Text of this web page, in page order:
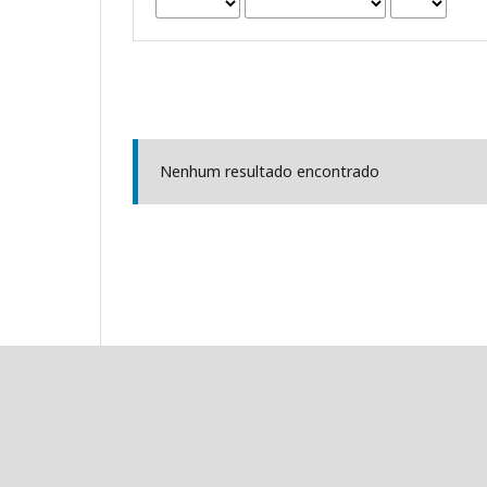
Nenhum resultado encontrado